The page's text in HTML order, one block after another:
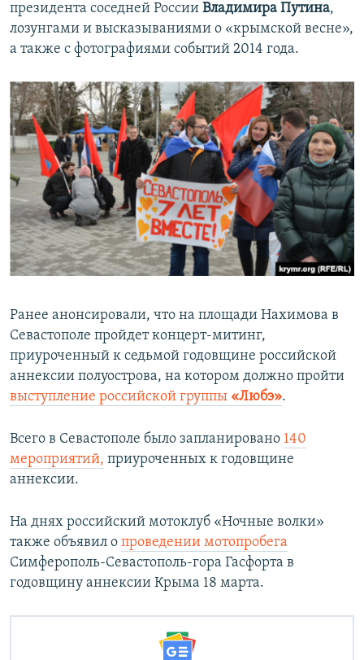
президента соседней России Владимира Путина,
лозунгами и высказываниями о «крымской весне»,
а также с фотографиями событий 2014 года.
Ранее анонсировали, что на площади Нахимова в
Севастополе пройдет концерт-митинг,
приуроченный к седьмой годовщине российской
аннексии полуострова, на котором должно пройти
выступление российской группы «Любэ».
Всего в Севастополе было запланировано 140
мероприятий, приуроченных к годовщине
аннексии.
На днях российский мотоклуб «Ночные волки»
также объявил о проведении мотопробега
Симферополь-Севастополь-гора Гасфорта в
годовщину аннексии Крыма 18 марта.